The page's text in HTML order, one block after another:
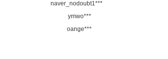
naver_nodoubt1***
ymwo***
oange***